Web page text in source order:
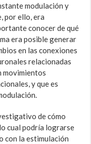
modulación y
por ello, era
conocer de qué
era posible generar
en las conexiones
relacionadas
movimientos
y que es
de cómo
cual podría lograrse
con la estimulación